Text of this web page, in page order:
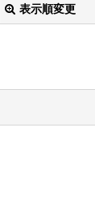
表示順変更